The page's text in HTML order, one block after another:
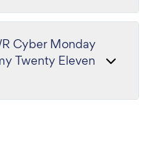
Cyber Monday
Twenty Eleven